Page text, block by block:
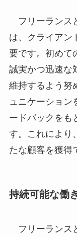
フリーランス
は、クライアン
要です。初めて
誠実かつ迅速な
維持するよう努
ュニケーション
ードバックをも
す。これにより
たな顧客を獲得
持続可能な働
フリーランス